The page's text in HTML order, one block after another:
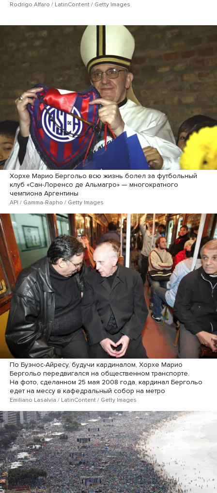
Rodrigo Alfaro / LatinContent / Getty Images
Хорхе Марио Бергольо всю жизнь болел за футбольный
клуб «Сан-Лоренсо де Альмагро» — многократного
чемпиона Аргентины
API / Gamma-Rapho / Getty Images
По Буэнос-Айресу, будучи кардиналом, Хорхе Марио
Бергольо передвигался на общественном транспорте.
На фото, сделанном 25 мая 2008 года, кардинал Бергольо
едет на мессу в кафедральный собор на метро
Emiliano Lasalvia / LatinContent / Getty Images